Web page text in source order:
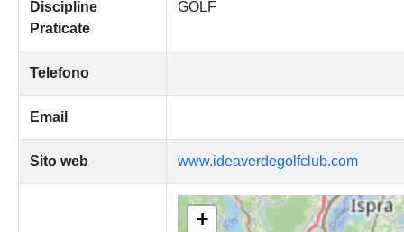
Discipline
Praticate
GOLF
Telefono
Email
Sito web www.ideaverdegolfclub.com
+